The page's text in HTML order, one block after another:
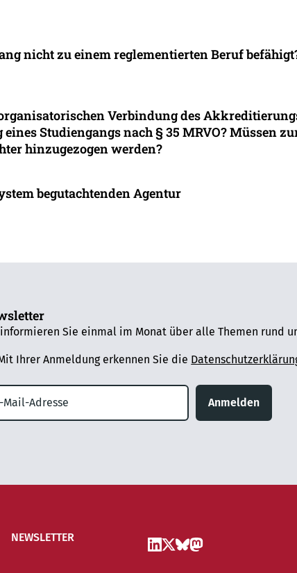
nicht zu einem reglementierten Beruf
Verbindung des
Studiengangs nach § 35 MRVO? Müssen
hinzugezogen werden?
begutachtenden Agentur
Sie einmal im Monat über alle Themen rund
Ihrer Anmeldung erkennen Sie die
Anmelden
NEWSLETTER